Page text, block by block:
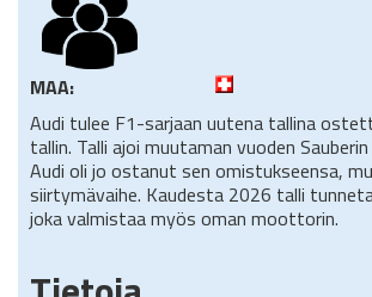
MAA:
Audi tulee F1-sarjaan uutena tallina
tallin. Talli ajoi muutaman vuoden
Audi oli jo ostanut sen omistukseensa,
siirtymävaihe. Kaudesta 2026 talli
joka valmistaa myös oman moottorin.